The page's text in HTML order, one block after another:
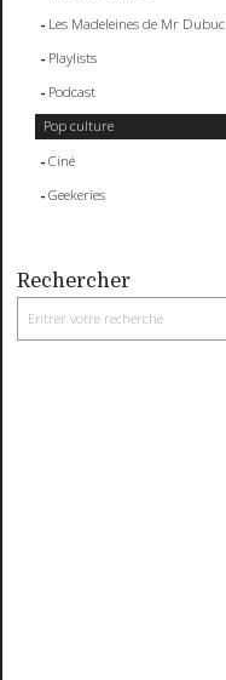
Les Madeleines de Mr Dubuc
Playlists
Podcast
Pop culture
Ciné
Geekeries
Rechercher